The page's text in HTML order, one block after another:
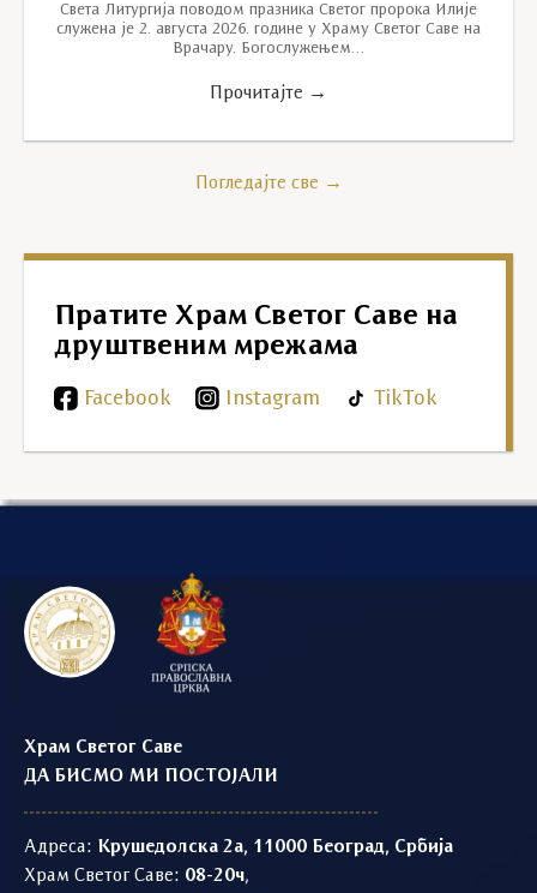
Света Литургија поводом празника Светог пророка Илије
служена је 2. августа 2026. године у Храму Светог Саве на
Врачару. Богослужењем…
Прочитајте →
Погледајте све →
Пратите Храм Светог Саве на
друштвеним мрежама
Facebook Instagram TikTok
Храм Светог Саве
ДА БИСМО МИ ПОСТОЈАЛИ
Адреса: Крушедолска 2а, 11000 Београд, Србија
Храм Светог Саве: 08-20ч,